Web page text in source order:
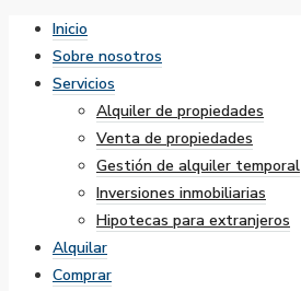
Inicio
Sobre nosotros
Servicios
Alquiler de propiedades
Venta de propiedades
Gestión de alquiler temporal
Inversiones inmobiliarias
Hipotecas para extranjeros
Alquilar
Comprar